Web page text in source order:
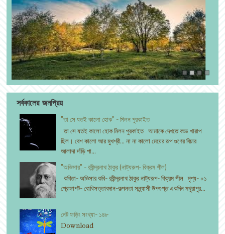
সর্বকালের জনপ্রিয়
"তা সে যতই কালো হোক" - মিলন পুরকাইত
তা সে যতই কালো হোক মিলন পুরকাইত আমাকে দেখতে বড্ড খারাপ
ছিল। বেশ কালো আর মুখশ্রী... না না কালো মেয়ের রূপ গুণের বিচার
আলাদা দাঁড়ি পা...
"অভিসার" - রবীন্দ্রনাথ ঠাকুর (নাট্যরুপ- বিক্রম শীল)
কবিতা- অভিসার কবি- রবীন্দ্রনাথ ঠাকুর নাট্যরূপ- বিক্রম শীল দৃশ্য- ০১
প্রেক্ষাপট- বোধিসত্তাবদান-কল্পলতা সন্ন্যাসী উপগুপ্ত একদিন মথুরাপুর...
নেট ফড়িং সংখ্যা- ১৪৮
Download